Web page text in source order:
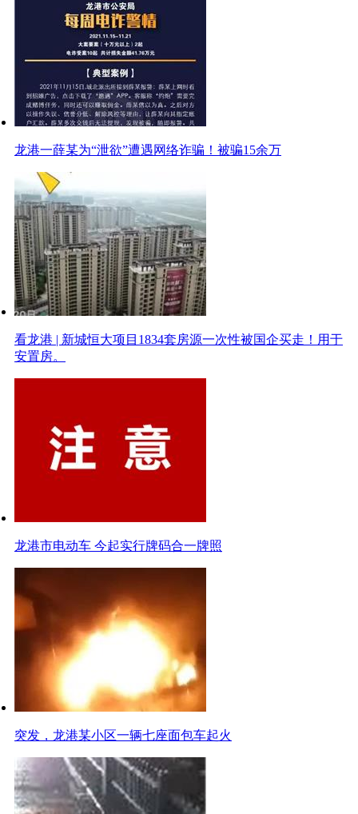
龙港一薛某为“泄欲”遭遇网络诈骗！被骗15余万
看龙港 | 新城恒大项目1834套房源一次性被国企买走！用于
安置房。
龙港市电动车 今起实行牌码合一牌照
突发，龙港某小区一辆七座面包车起火